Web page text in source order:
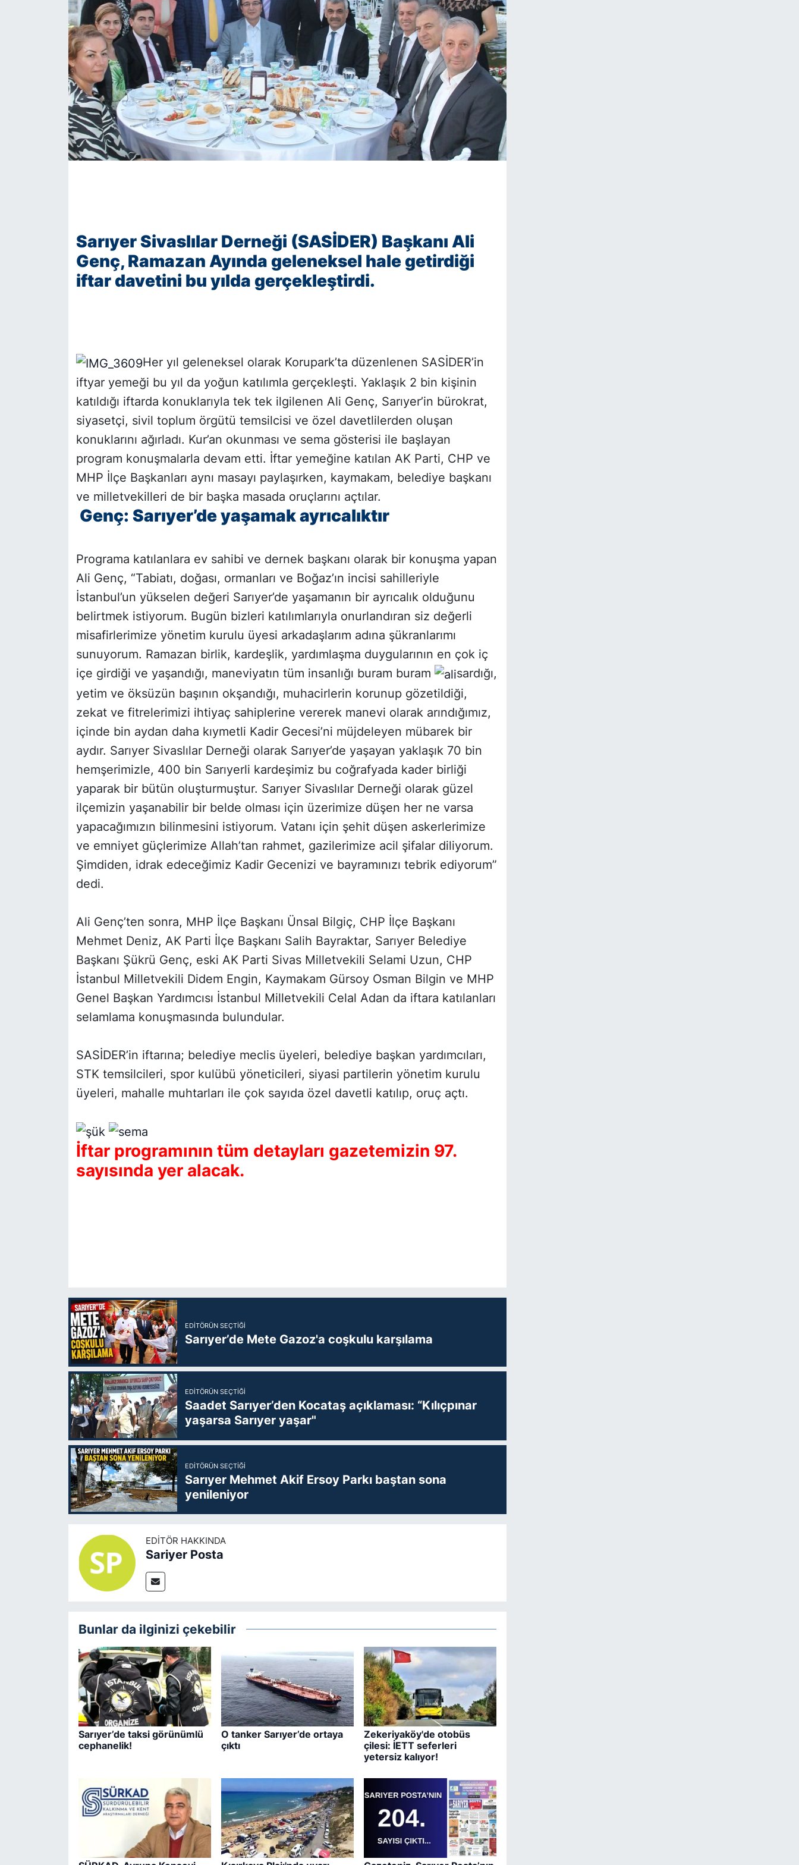
Sarıyer Sivaslılar Derneği (SASİDER) Başkanı Ali
Genç, Ramazan Ayında geleneksel hale getirdiği
iftar davetini bu yılda gerçekleştirdi.
Her yıl geleneksel olarak Korupark’ta düzenlenen SASİDER’in
iftyar yemeği bu yıl da yoğun katılımla gerçekleşti. Yaklaşık 2 bin kişinin
katıldığı iftarda konuklarıyla tek tek ilgilenen Ali Genç, Sarıyer’in bürokrat,
siyasetçi, sivil toplum örgütü temsilcisi ve özel davetlilerden oluşan
konuklarını ağırladı. Kur’an okunması ve sema gösterisi ile başlayan
program konuşmalarla devam etti. İftar yemeğine katılan AK Parti, CHP ve
MHP İlçe Başkanları aynı masayı paylaşırken, kaymakam, belediye başkanı
ve milletvekilleri de bir başka masada oruçlarını açtılar.
Genç: Sarıyer’de yaşamak ayrıcalıktır
Programa katılanlara ev sahibi ve dernek başkanı olarak bir konuşma yapan
Ali Genç, “Tabiatı, doğası, ormanları ve Boğaz’ın incisi sahilleriyle
İstanbul’un yükselen değeri Sarıyer’de yaşamanın bir ayrıcalık olduğunu
belirtmek istiyorum. Bugün bizleri katılımlarıyla onurlandıran siz değerli
misafirlerimize yönetim kurulu üyesi arkadaşlarım adına şükranlarımı
sunuyorum. Ramazan birlik, kardeşlik, yardımlaşma duygularının en çok iç
içe girdiği ve yaşandığı, maneviyatın tüm insanlığı buram buram
sardığı,
yetim ve öksüzün başının okşandığı, muhacirlerin korunup gözetildiği,
zekat ve fitrelerimizi ihtiyaç sahiplerine vererek manevi olarak arındığımız,
içinde bin aydan daha kıymetli Kadir Gecesi’ni müjdeleyen mübarek bir
aydır. Sarıyer Sivaslılar Derneği olarak Sarıyer’de yaşayan yaklaşık 70 bin
hemşerimizle, 400 bin Sarıyerli kardeşimiz bu coğrafyada kader birliği
yaparak bir bütün oluşturmuştur. Sarıyer Sivaslılar Derneği olarak güzel
ilçemizin yaşanabilir bir belde olması için üzerimize düşen her ne varsa
yapacağımızın bilinmesini istiyorum. Vatanı için şehit düşen askerlerimize
ve emniyet güçlerimize Allah’tan rahmet, gazilerimize acil şifalar diliyorum.
Şimdiden, idrak edeceğimiz Kadir Gecenizi ve bayramınızı tebrik ediyorum”
dedi.
Ali Genç’ten sonra, MHP İlçe Başkanı Ünsal Bilgiç, CHP İlçe Başkanı
Mehmet Deniz, AK Parti İlçe Başkanı Salih Bayraktar, Sarıyer Belediye
Başkanı Şükrü Genç, eski AK Parti Sivas Milletvekili Selami Uzun, CHP
İstanbul Milletvekili Didem Engin, Kaymakam Gürsoy Osman Bilgin ve MHP
Genel Başkan Yardımcısı İstanbul Milletvekili Celal Adan da iftara katılanları
selamlama konuşmasında bulundular.
SASİDER’in iftarına; belediye meclis üyeleri, belediye başkan yardımcıları,
STK temsilcileri, spor kulübü yöneticileri, siyasi partilerin yönetim kurulu
üyeleri, mahalle muhtarları ile çok sayıda özel davetli katılıp, oruç açtı.
İftar programının tüm detayları gazetemizin 97.
sayısında yer alacak.
EDITÖRÜN SEÇTIĞI
Sarıyer’de Mete Gazoz'a coşkulu karşılama
EDITÖRÜN SEÇTIĞI
Saadet Sarıyer’den Kocataş açıklaması: “Kılıçpınar
yaşarsa Sarıyer yaşar"
EDITÖRÜN SEÇTIĞI
Sarıyer Mehmet Akif Ersoy Parkı baştan sona
yenileniyor
EDITÖR HAKKINDA
Sariyer Posta
Bunlar da ilginizi çekebilir
Sarıyer’de taksi görünümlü
cephanelik!
O tanker Sarıyer’de ortaya
çıktı
Zekeriyaköy'de otobüs
çilesi: İETT seferleri
yetersiz kalıyor!
KÖŞE YAZILARI
KÖŞE YAZILARI (Arşiv)
KÜLTÜR SANAT
MAGAZİN
RÖPORTAJ
SARIYER İMAR BARIŞI
TEKNOLOJİ
TÜRKİYE VE DÜNYA GÜNDEMİ
VİDEO GALERİ